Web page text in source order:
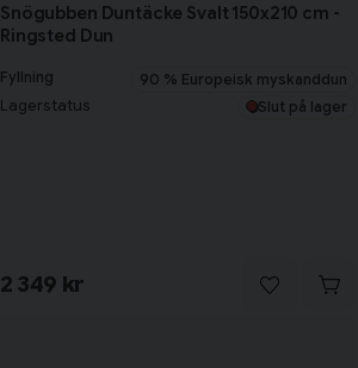
Snögubben Duntäcke Svalt 150x210 cm -
Ringsted Dun
Fyllning 90 % Europeisk myskanddun
Lagerstatus Slut på lager
2 349 kr